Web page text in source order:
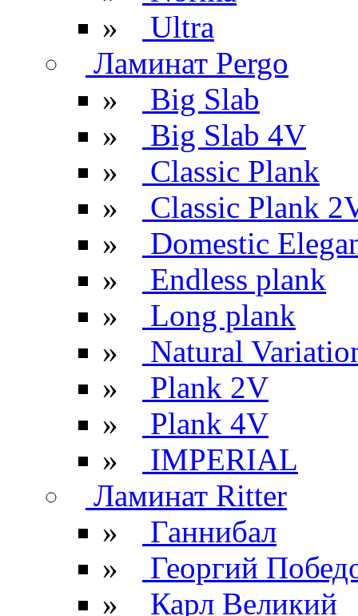
»
Ultra
Ламинат Pergo
»
Big Slab
»
Big Slab 4V
»
Classic Plank
»
Classic Plank
»
Domestic
»
Endless plank
»
Long plank
»
Natural
»
Plank 2V
»
Plank 4V
»
IMPERIAL
Ламинат Ritter
»
Ганнибал
»
Георгий
»
Карл Великий